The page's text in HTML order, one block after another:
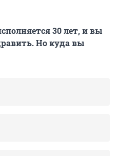
30 лет, и вы
Но куда вы